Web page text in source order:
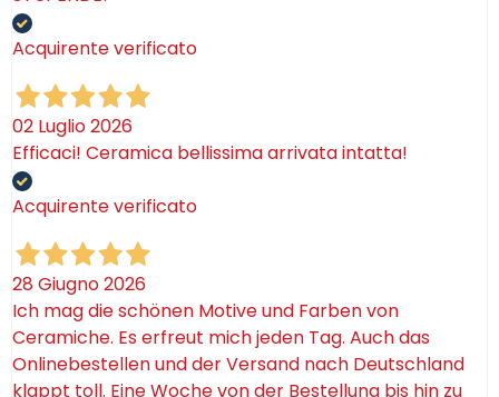
colore alla cucina, per sorprendere gli ospiti con una
bomboniera originale o semplicemente per regalare
un piccolo pezzo di Sicilia, i tozzetti in ceramica
Ceramiche De Simone sono dettagli speciali: belli da
guardare, utili da usare, piacevoli da donare.
Acquirente verificato
02 Luglio 2026
Efficaci! Ceramica bellissima arrivata intatta!
Acquirente verificato
28 Giugno 2026
Ich mag die schönen Motive und Farben von
Ceramiche. Es erfreut mich jeden Tag. Auch das
Onlinebestellen und der Versand nach Deutschland
klappt toll. Eine Woche von der Bestellung bis hin zu